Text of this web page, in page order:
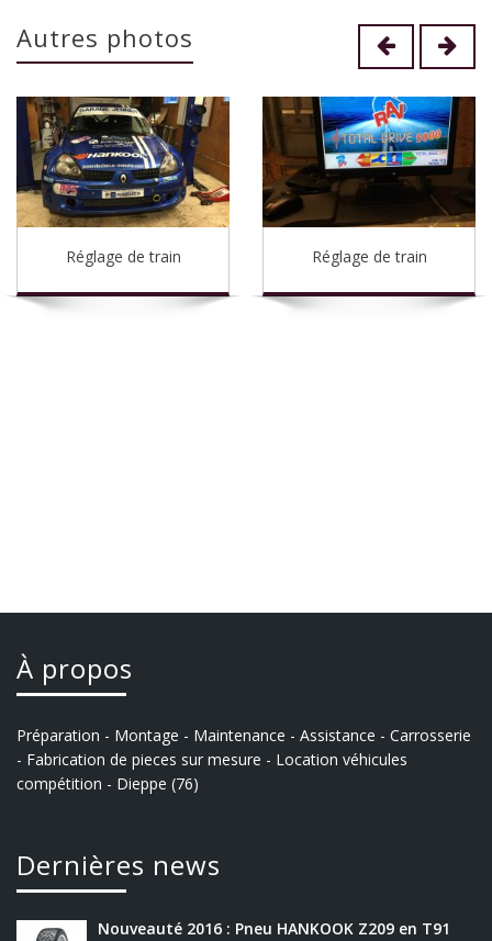
Autres photos
Réglage de train Réglage de train
À propos
Préparation - Montage - Maintenance - Assistance - Carrosserie
- Fabrication de pieces sur mesure - Location véhicules
compétition - Dieppe (76)
Dernières news
Nouveauté 2016 : Pneu HANKOOK Z209 en T91